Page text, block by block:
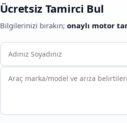
Ücretsiz Tamirci Bul
Bilgilerinizi bırakın; onaylı motor